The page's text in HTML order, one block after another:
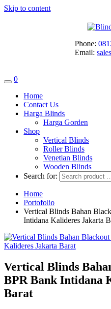
Skip to content
Phone:
Email:
0
Home
Contact Us
Harga Blinds
Harga Gorden
Shop
Vertical Blinds
Roller Blinds
Venetian Blinds
Wooden Blinds
Search for:
Home
Portofolio
Vertical Blinds Bahan
Intidana Kalideres Jakarta
Vertical Blinds
BPR Bank Intidana
Barat